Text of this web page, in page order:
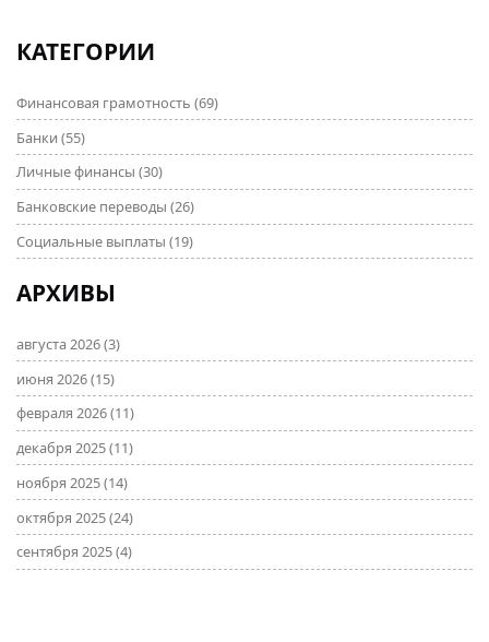
безопасен для вас.
КАТЕГОРИИ
Финансовая грамотность (69)
Банки (55)
Личные финансы (30)
Банковские переводы (26)
Социальные выплаты (19)
АРХИВЫ
августа 2026(3)
июня 2026(15)
февраля 2026(11)
декабря 2025(11)
ноября 2025(14)
октября 2025(24)
сентября 2025(4)